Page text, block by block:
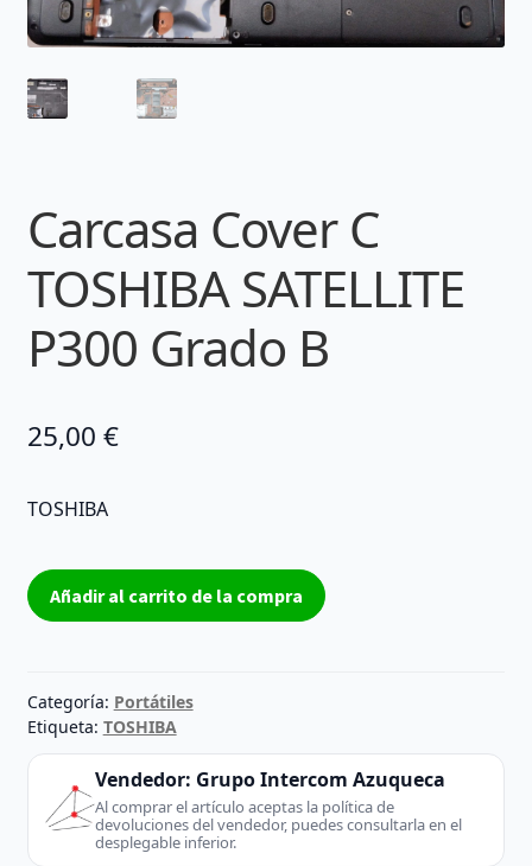
Carcasa Cover C
TOSHIBA SATELLITE
P300 Grado B
25,00 €
TOSHIBA
Carcasa
Cover
SATELLITE
P300
Grado
cantidad
Añadir al carrito de la compra
Categoría: Portátiles
Etiqueta: TOSHIBA
Vendedor: Grupo Intercom Azuqueca
Al comprar el artículo aceptas la política de
devoluciones del vendedor, puedes consultarla en el
desplegable inferior.